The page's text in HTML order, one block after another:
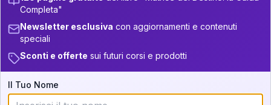
16-17.5 +3 8
17.5-18.5 +6 17
36-37.5
Analisi, Significato e
Interpretazione
Clicca su ogni zona per leggere la definizione e
Completa"
Newsletter esclusiva con aggiornamenti e contenuti
speciali
Sconti e offerte sui futuri corsi e prodotti
Il Tuo Nome